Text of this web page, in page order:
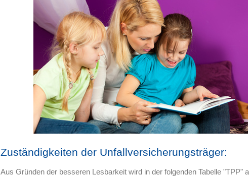
Zuständigkeiten der Unfallversicherungsträger:
Aus Gründen der besseren Lesbarkeit wird in der folgenden Tabelle "TPP"